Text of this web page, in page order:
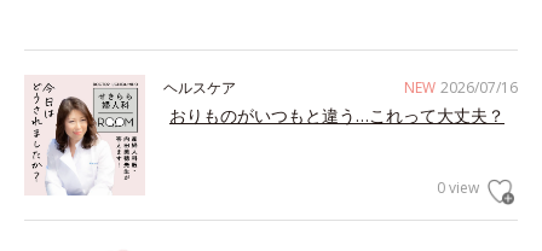
NEW 2026/07/16
ヘルスケア
おりものがいつもと違う…これって大丈夫？
0 view